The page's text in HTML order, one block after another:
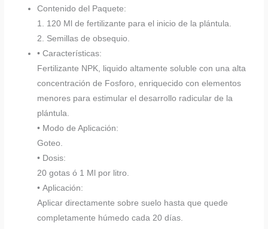
Contenido del Paquete:
1. 120 Ml de fertilizante para el inicio de la plántula.
2. Semillas de obsequio.
• Características:
Fertilizante NPK, liquido altamente soluble con una alta
concentración de Fosforo, enriquecido con elementos
menores para estimular el desarrollo radicular de la
plántula.
• Modo de Aplicación:
Goteo.
• Dosis:
20 gotas ó 1 Ml por litro.
• Aplicación:
Aplicar directamente sobre suelo hasta que quede
completamente húmedo cada 20 días.